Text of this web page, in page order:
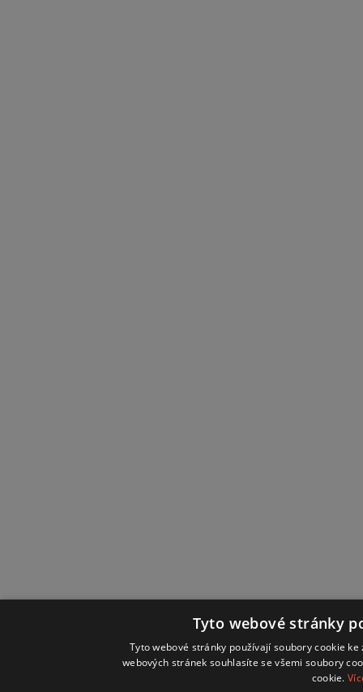
Tyto webové stránky
Tyto webové stránky používají soubory cookie
webových stránek souhlasíte se všemi soubory
cookie.